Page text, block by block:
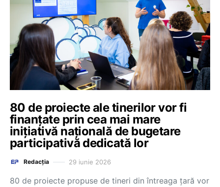
80 de proiecte ale tinerilor vor fi
finanțate prin cea mai mare
inițiativă națională de bugetare
participativă dedicată lor
Redacția 29 iunie 2026
80 de proiecte propuse de tineri din întreaga țară vor